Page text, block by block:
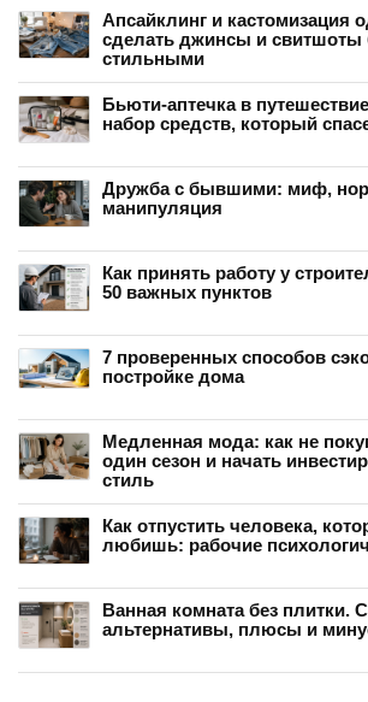
Апсайклинг и кастомизация
сделать джинсы и свитшоты
стильными
Бьюти-аптечка в
набор средств, который
Дружба с бывшими: миф,
манипуляция
Как принять работу у
50 важных пунктов
7 проверенных способов
постройке дома
Медленная мода: как не
один сезон и начать
стиль
Как отпустить человека,
любишь: рабочие
Ванная комната без плитки.
альтернативы, плюсы и